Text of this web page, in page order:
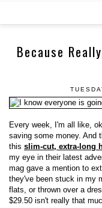
Because
Every week, I'm all like,
saving some money. And
this slim-cut, extra-long
my eye in their latest
mag gave a mention to
they've been stuck in my
flats, or thrown over a
$29.50 isn't really that